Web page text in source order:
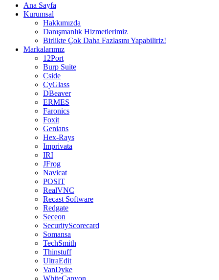
Ana Sayfa
Kurumsal
Hakkımızda
Danışmanlık Hizmetlerimiz
Birlikte Çok Daha Fazlasını Yapabiliriz!
Markalarımız
12Port
Burp Suite
Cside
CyGlass
DBeaver
ERMES
Faronics
Foxit
Genians
Hex-Rays
Imprivata
IRI
JFrog
Navicat
POSIT
RealVNC
Recast Software
Redgate
Seceon
SecurityScorecard
Somansa
TechSmith
Thinstuff
UltraEdit
VanDyke
WhiteCanyon